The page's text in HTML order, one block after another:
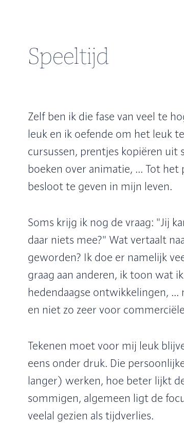
Speeltijd
Zelf ben ik die fase van veel te
leuk en ik oefende om het leuk
cursussen, prentjes kopiëren
boeken over animatie, ... Tot
besloot te geven in mijn leven.
Soms krijg ik nog de vraag: "Jij
daar niets mee?" Wat vertaalt
geworden? Ik doe er namelijk
graag aan anderen, ik toon wat
hedendaagse ontwikkelingen,
en niet zo zeer voor
Tekenen moet voor mij leuk
eens onder druk. Die
langer) werken, hoe beter lijkt
sommigen, algemeen ligt de
veelal gezien als tijdverlies.